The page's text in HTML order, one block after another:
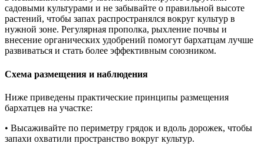
садовыми культурами и не забывайте о правильной высоте
растений, чтобы запах распространялся вокруг культур в
нужной зоне. Регулярная прополка, рыхление почвы и
внесение органических удобрений помогут бархатцам лучше
развиваться и стать более эффективным союзником.
Схема размещения и наблюдения
Ниже приведены практические принципы размещения
бархатцев на участке:
• Высаживайте по периметру грядок и вдоль дорожек, чтобы
запахи охватили пространство вокруг культур.